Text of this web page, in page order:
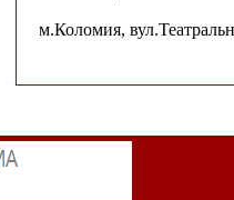
м.Коломия,